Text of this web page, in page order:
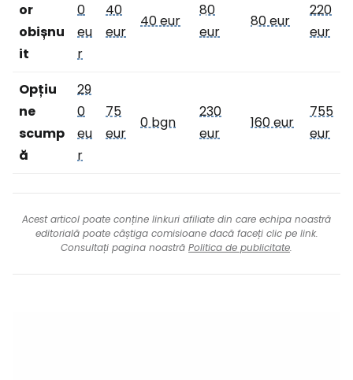
or
obișnu
it
0
eu
r
40
eur
40 eur
80
eur
80 eur
220
eur
Opțiu
ne
scump
ă
29
0
eu
r
75
eur
0 bgn
230
eur
160 eur
755
eur
Acest articol poate conține linkuri afiliate din care echipa noastră
editorială poate câștiga comisioane dacă faceți clic pe link.
Consultați pagina noastră Politica de publicitate.